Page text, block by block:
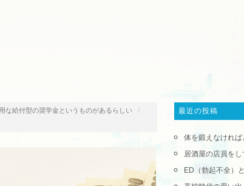
な給付型の奨学金というものがあるらしい
/
最近の投稿
体を鍛えなけれ
居酒屋の店員を
ED（勃起不全）